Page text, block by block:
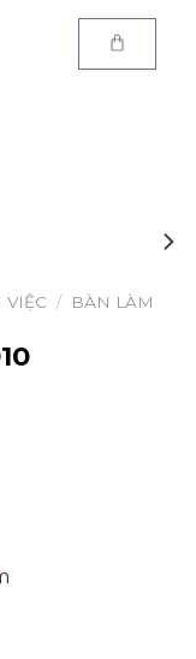
VIỆC /
BÀN LÀM